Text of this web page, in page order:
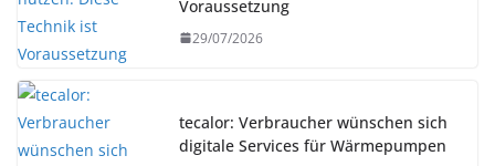
Voraussetzung
29/07/2026
tecalor: Verbraucher wünschen sich
digitale Services für Wärmepumpen